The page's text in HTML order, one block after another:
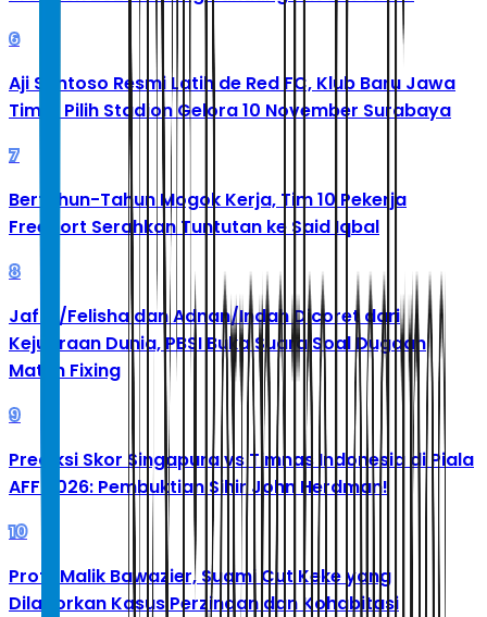
6
Aji Santoso Resmi Latih de Red FC, Klub Baru Jawa
Timur Pilih Stadion Gelora 10 November Surabaya
7
Bertahun-Tahun Mogok Kerja, Tim 10 Pekerja
Freeport Serahkan Tuntutan ke Said Iqbal
8
Jafar/Felisha dan Adnan/Indah Dicoret dari
Kejuaraan Dunia, PBSI Buka Suara Soal Dugaan
Match Fixing
9
Prediksi Skor Singapura vs Timnas Indonesia di Piala
AFF 2026: Pembuktian Sihir John Herdman!
10
Profil Malik Bawazier, Suami Cut Keke yang
Dilaporkan Kasus Perzinaan dan Kohabitasi